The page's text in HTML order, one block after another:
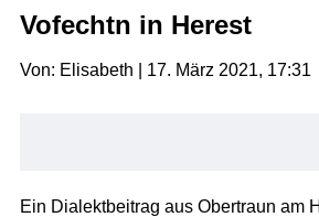
Vofechtn in Herest
Von: Elisabeth | 17. März 2021, 17:31
Ein Dialektbeitrag aus Obertraun am